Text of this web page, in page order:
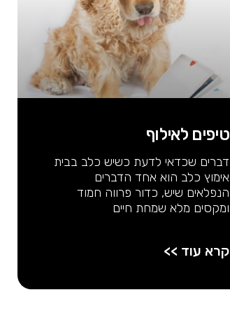
טיפים לאילוף
דברים שכדאי לדעת כשיש כלב בבית
אימוץ כלב הוא אחד הדברים
הנפלאים שיש, כדור פרווה חמוד
ומקסים מלא שמחת חיים
קרא עוד >>